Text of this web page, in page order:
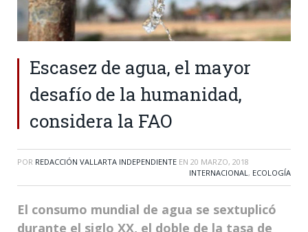
Escasez de agua, el mayor
desafío de la humanidad,
considera la FAO
POR REDACCIÓN VALLARTA INDEPENDIENTE EN 20 MARZO, 2018
INTERNACIONAL, ECOLOGÍA
El consumo mundial de agua se sextuplicó
durante el siglo XX, el doble de la tasa de